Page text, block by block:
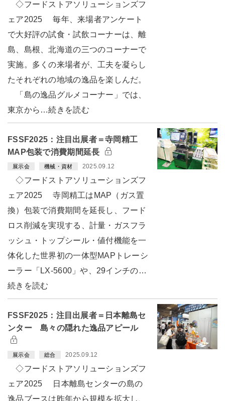
◇フードストアソリューションズフ
ェア2025 毎年、来場者アンケート
で大好評の試食・試飲コーナーは、離
島、島根、北海道の三つのコーナーで
実施。多くの来場者が、工夫を凝らし
たそれぞれの地域の逸品を楽しんだ。
「島の逸品グルメコーナー」では、
東京から…続きを読む
FSSF2025：注目出展者＝寺岡精工
MAP包装で消費期間延長
展示会 機械・資材 2025.09.12
◇フードストアソリューションズフ
ェア2025 寺岡精工はMAP（ガス置
換）包装で消費期間を延長し、フード
ロス削減を実現する、計量・ガスフラ
ッシュ・トップシール・値付機能を一
体化した世界初の一体型MAPトレーシ
ーラー「LX-5600」や、29インチの…
続きを読む
FSSF2025：注目出展者＝日本離島セ
ンター 島々の隠れた逸品アピール
展示会 総合 2025.09.12
◇フードストアソリューションズフ
ェア2025 日本離島センターの島の
逸品ブースは昨年から規模を拡大し、